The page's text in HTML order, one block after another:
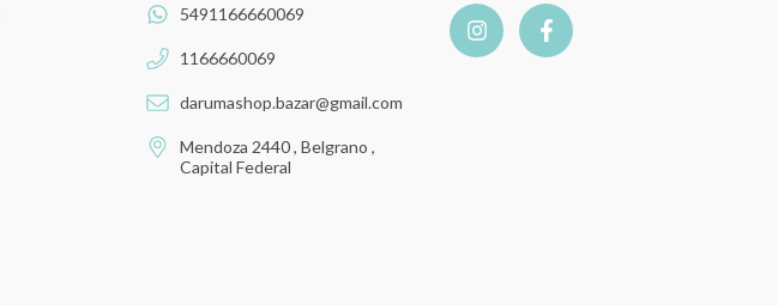
5491166660069
1166660069
darumashop.bazar@gmail.com
Mendoza 2440 , Belgrano ,
Capital Federal